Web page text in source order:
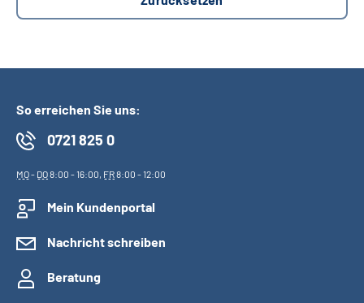
So erreichen Sie uns:
0721 825 0
MO- DO8:00 - 16:00, FR8:00 - 12:00
Mein Kundenportal
Nachricht schreiben
Beratung